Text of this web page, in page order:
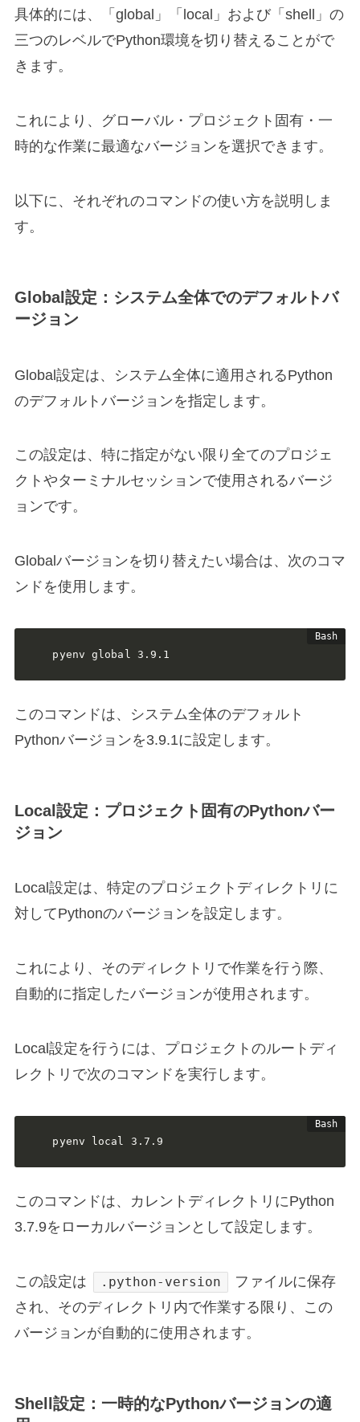
具体的には、「global」「local」および「shell」の
三つのレベルでPython環境を切り替えることがで
きます。
これにより、グローバル・プロジェクト固有・一
時的な作業に最適なバージョンを選択できます。
以下に、それぞれのコマンドの使い方を説明しま
す。
Global設定：システム全体でのデフォルトバ
ージョン
Global設定は、システム全体に適用されるPython
のデフォルトバージョンを指定します。
この設定は、特に指定がない限り全てのプロジェ
クトやターミナルセッションで使用されるバージ
ョンです。
Globalバージョンを切り替えたい場合は、次のコマ
ンドを使用します。
pyenv global 3.9.1
このコマンドは、システム全体のデフォルト
Pythonバージョンを3.9.1に設定します。
Local設定：プロジェクト固有のPythonバー
ジョン
Local設定は、特定のプロジェクトディレクトリに
対してPythonのバージョンを設定します。
これにより、そのディレクトリで作業を行う際、
自動的に指定したバージョンが使用されます。
Local設定を行うには、プロジェクトのルートディ
レクトリで次のコマンドを実行します。
pyenv local 3.7.9
このコマンドは、カレントディレクトリにPython
3.7.9をローカルバージョンとして設定します。
この設定は .python-version
ファイルに保存
され、そのディレクトリ内で作業する限り、この
バージョンが自動的に使用されます。
Shell設定：一時的なPythonバージョンの適